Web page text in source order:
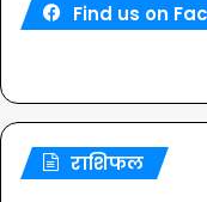
Find us on
राशिफल